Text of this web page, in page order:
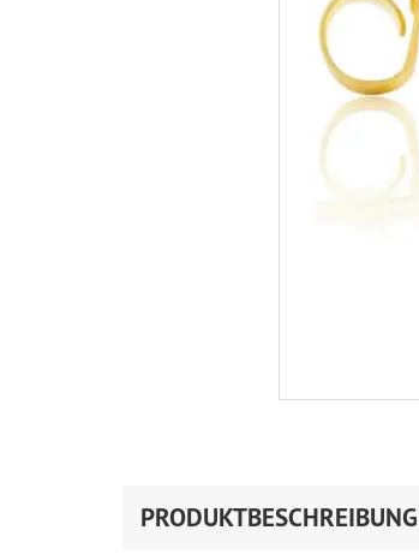
PRODUKTBESCHREIBUNG